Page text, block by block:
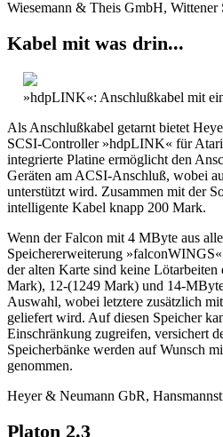
Wiesemann & Theis GmbH, Wittener
Kabel mit was drin...
»hdpLINK«: Anschlußkabel mit
Als Anschlußkabel getarnt bietet
SCSI-Controller »hdpLINK« für
integrierte Platine ermöglicht den
Geräten am ACSI-Anschluß, wobei
unterstützt wird. Zusammen mit der
intelligente Kabel knapp 200 Mark.
Wenn der Falcon mit 4 MByte aus
Speichererweiterung
der alten Karte sind keine
Mark), 12-(1249 Mark) und 14-
Auswahl, wobei letztere zusätzlich
geliefert wird. Auf diesen Speicher
Einschränkung zugreifen, versichert
Speicherbänke werden auf Wunsch
genommen.
Heyer & Neumann GbR,
Platon 2.3